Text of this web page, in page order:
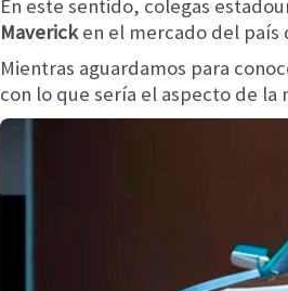
En este sentido, colegas
Maverick en el mercado del
Mientras aguardamos para
con lo que sería el aspecto de